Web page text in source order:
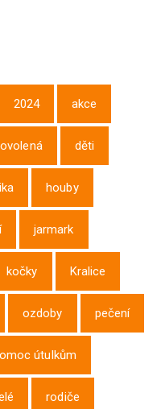
2024 akce
děti
houby
jarmark
kočky Kralice
ozdoby pečení
útulkům
rodiče